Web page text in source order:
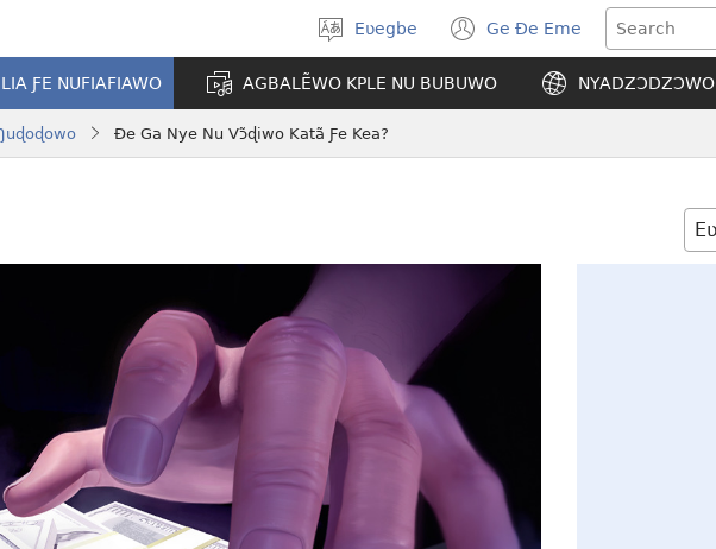
Tia
gbegbɔgblɔ
Eʋegbe Ge Ðe Eme
(opens
new
window)
ƑE NUFIAFIAWO AGBALẼWO KPLE NU BUBUWO NYADZƆDZƆWO
Ðe Ga Nye Nu Vɔ̃ɖiwo Katã Ƒe Kea?